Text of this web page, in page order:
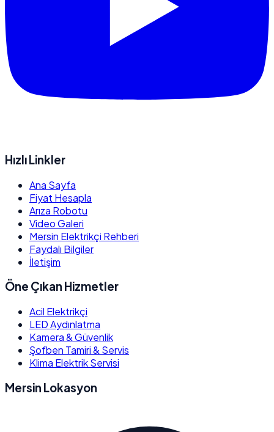
Hızlı Linkler
Ana Sayfa
Fiyat Hesapla
Arıza Robotu
Video Galeri
Mersin Elektrikçi Rehberi
Faydalı Bilgiler
İletişim
Öne Çıkan Hizmetler
Acil Elektrikçi
LED Aydınlatma
Kamera & Güvenlik
Şofben Tamiri & Servis
Klima Elektrik Servisi
Mersin Lokasyon